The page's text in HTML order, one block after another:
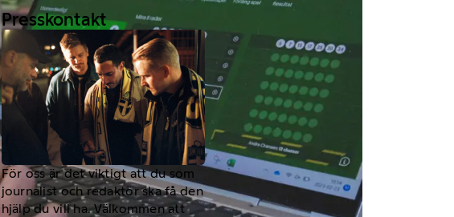
Presskontakt
För oss är det viktigt att du som
journalist och redaktör ska få den
hjälp du vill ha. Välkommen att